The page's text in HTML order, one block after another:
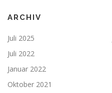
ARCHIV
Juli 2025
Juli 2022
Januar 2022
Oktober 2021